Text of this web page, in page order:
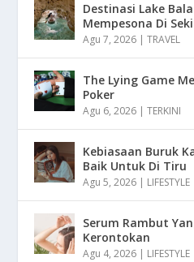
Destinasi Lake
Mempesona Di
Agu 7, 2026 |TRAVEL
The Lying Game
Poker
Agu 6, 2026 |TERKINI
Kebiasaan Buruk
Baik Untuk Di Tiru
Agu 5, 2026 | LIFESTYLE
Serum Rambut
Kerontokan
Agu 4, 2026 | LIFESTYLE